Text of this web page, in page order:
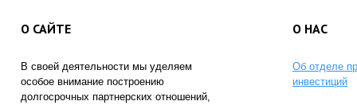
О САЙТЕ
В своей деятельности мы уделяем
особое внимание построению
долгосрочных партнерских отношений,
О НАС
Об отделе
инвестиций